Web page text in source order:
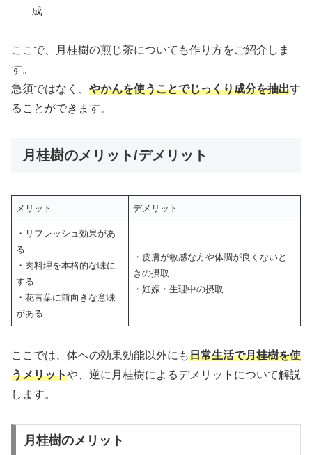
成
ここで、月桂樹の煎じ茶についても作り方をご紹介しま
す。
急須ではなく、 やかんを使うことでじっくり成分を抽出す
ることができます。
月桂樹のメリット/デメリット
メリット デメリット
・リフレッシュ効果があ
る
・肉料理を本格的な味に
する
・花言葉に前向きな意味
がある
・皮膚が敏感な方や体調が良くないと
きの摂取
・妊娠・生理中の摂取
ここでは、体への効果効能以外にも日常生活で月桂樹を使
うメリットや、逆に月桂樹によるデメリットについて解説
します。
月桂樹のメリット